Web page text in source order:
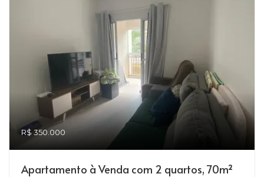
R$ 350.000
Apartamento à Venda com 2 quartos, 70m²